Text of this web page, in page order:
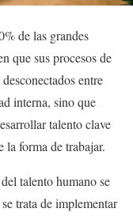
de las grandes
que sus procesos de
entre
interna, sino que
talento clave
la forma de trabajar.
talento humano se
trata de implementar